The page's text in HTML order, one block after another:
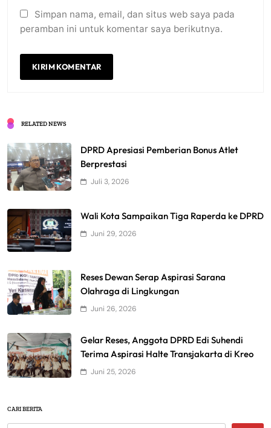
Simpan nama, email, dan situs web saya pada
peramban ini untuk komentar saya berikutnya.
RELATED NEWS
DPRD Apresiasi Pemberian Bonus Atlet
Berprestasi
Juli 3, 2026
Wali Kota Sampaikan Tiga Raperda ke DPRD
Juni 29, 2026
Reses Dewan Serap Aspirasi Sarana
Olahraga di Lingkungan
Juni 26, 2026
Gelar Reses, Anggota DPRD Edi Suhendi
Terima Aspirasi Halte Transjakarta di Kreo
Juni 25, 2026
CARI BERITA